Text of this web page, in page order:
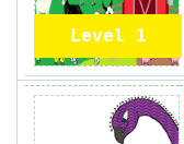
Level 1